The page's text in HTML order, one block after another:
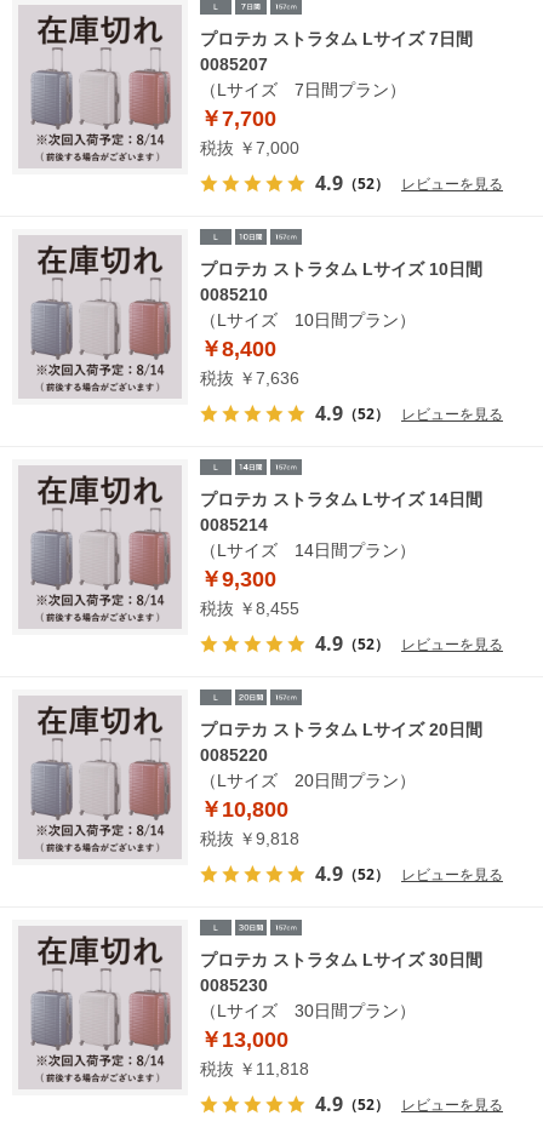
プロテカ ストラタム Lサイズ 7日間
0085207
（Lサイズ 7日間プラン）
￥7,700
税抜 ￥7,000
4.9 （52） レビューを見る
プロテカ ストラタム Lサイズ 10日間
0085210
（Lサイズ 10日間プラン）
￥8,400
税抜 ￥7,636
4.9 （52） レビューを見る
プロテカ ストラタム Lサイズ 14日間
0085214
（Lサイズ 14日間プラン）
￥9,300
税抜 ￥8,455
4.9 （52） レビューを見る
プロテカ ストラタム Lサイズ 20日間
0085220
（Lサイズ 20日間プラン）
￥10,800
税抜 ￥9,818
4.9 （52） レビューを見る
プロテカ ストラタム Lサイズ 30日間
0085230
（Lサイズ 30日間プラン）
￥13,000
税抜 ￥11,818
4.9 （52） レビューを見る